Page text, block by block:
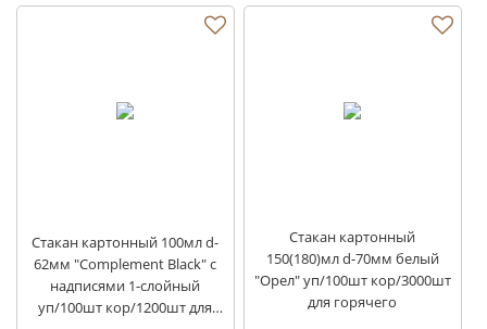
Стакан картонный 100мл d-
62мм "Complement Black" с
надписями 1-слойный
уп/100шт кор/1200шт для
Стакан картонный
150(180)мл d-70мм белый
"Орел" уп/100шт кор/3000шт
для горячего